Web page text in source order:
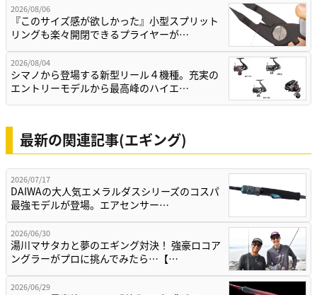
2026/08/06
『このサイズ感が欲しかった』小型スプリット
リングも楽々開閉できるプライヤーが…
2026/08/04
シマノから登場する新型リール４機種。充実の
エントリーモデルから最高峰のハイエ…
最新の関連記事(エギング)
2026/07/17
DAIWAの大人気エメラルダスシリーズのコスパ
最強モデルが登場。エアセンサー…
2026/06/30
湯川マサタカと夢のエギング対決！ 強豪ロコア
ングラーがプロに挑んでみたら…【…
2026/06/29